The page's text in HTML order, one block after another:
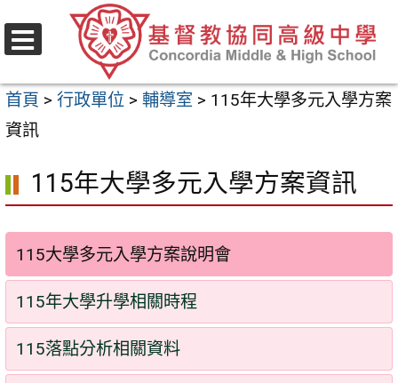
至
要
內
區
首頁 > 行政單位 > 輔導室 > 115年大學多元入學方案
資訊
115年大學多元入學方案資訊
115大學多元入學方案說明會
115年大學升學相關時程
115落點分析相關資料
選
單